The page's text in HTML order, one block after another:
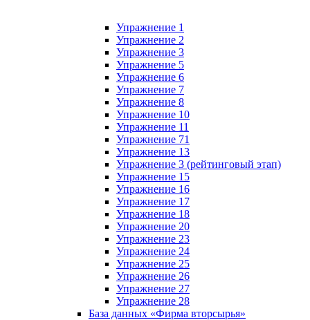
Упражнение 1
Упражнение 2
Упражнение 3
Упражнение 5
Упражнение 6
Упражнение 7
Упражнение 8
Упражнение 10
Упражнение 11
Упражнение 71
Упражнение 13
Упражнение 3 (рейтинговый этап)
Упражнение 15
Упражнение 16
Упражнение 17
Упражнение 18
Упражнение 20
Упражнение 23
Упражнение 24
Упражнение 25
Упражнение 26
Упражнение 27
Упражнение 28
База данных «Фирма вторсырья»